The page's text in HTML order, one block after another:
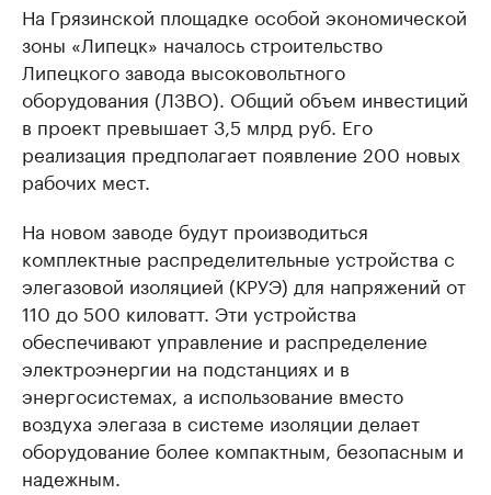
На Грязинской площадке особой экономической
зоны «Липецк» началось строительство
Липецкого завода высоковольтного
оборудования (ЛЗВО). Общий объем инвестиций
в проект превышает 3,5 млрд руб. Его
реализация предполагает появление 200 новых
рабочих мест.
На новом заводе будут производиться
комплектные распределительные устройства с
элегазовой изоляцией (КРУЭ) для напряжений от
110 до 500 киловатт. Эти устройства
обеспечивают управление и распределение
электроэнергии на подстанциях и в
энергосистемах, а использование вместо
воздуха элегаза в системе изоляции делает
оборудование более компактным, безопасным и
надежным.